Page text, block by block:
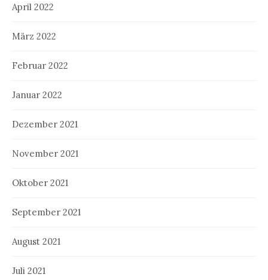
April 2022
März 2022
Februar 2022
Januar 2022
Dezember 2021
November 2021
Oktober 2021
September 2021
August 2021
Juli 2021